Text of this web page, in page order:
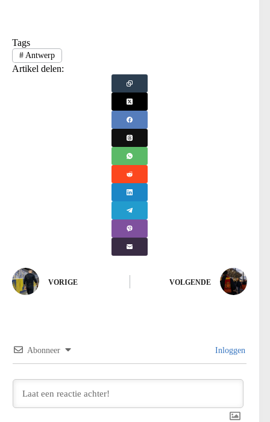
Tags
#Antwerp
Artikel delen:
VORIGE VOLGENDE
Abonneer Inloggen